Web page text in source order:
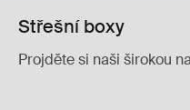
Střešní boxy
Projděte si naši širokou